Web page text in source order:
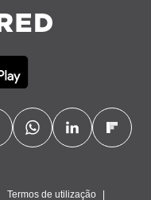
Termos de utilização